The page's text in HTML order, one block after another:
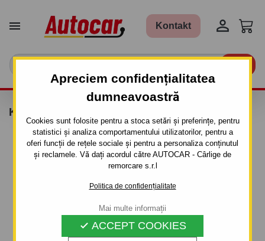
Apreciem confidențialitatea
dumneavoastră
Cookies sunt folosite pentru a stoca setări și preferințe, pentru
statistici și analiza comportamentului utilizatorilor, pentru a
oferi funcții de rețele sociale și pentru a personaliza conținutul
și reclamele. Vă dați acordul către AUTOCAR - Cârlige de
remorcare s.r.l
Politica de confidențialitate
 ACCEPT COOKIES
Mai multe informații
 Kontakt 
KIT THULE - 1013